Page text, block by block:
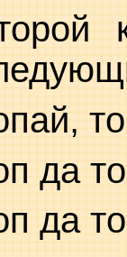
да
да